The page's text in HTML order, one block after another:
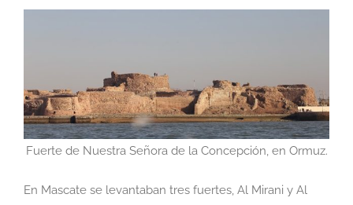
Fuerte de Nuestra Señora de la Concepción, en Ormuz.
En Mascate se levantaban tres fuertes, Al Mirani y Al